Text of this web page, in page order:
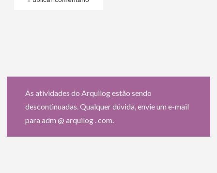
As atividades do Arquilog estão sendo
descontinuadas. Qualquer dúvida, envie um e-mail
para adm @ arquilog . com.